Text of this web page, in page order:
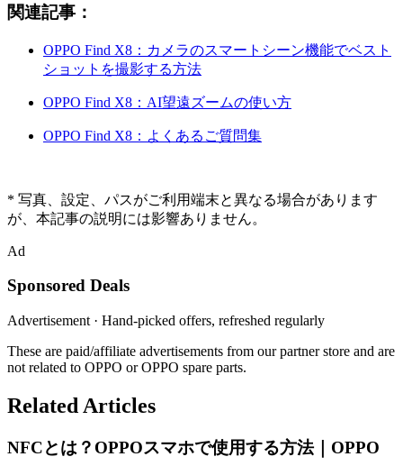
関連記事：
OPPO Find X8：カメラのスマートシーン機能でベスト
ショットを撮影する方法
OPPO Find X8：AI望遠ズームの使い方
OPPO Find X8：よくあるご質問集
* 写真、設定、パスがご利用端末と異なる場合があります
が、本記事の説明には影響ありません。
Ad
Sponsored Deals
Advertisement · Hand-picked offers, refreshed regularly
These are paid/affiliate advertisements from our partner store and are
not related to OPPO or OPPO spare parts.
Related Articles
NFCとは？OPPOスマホで使用する方法｜OPPO